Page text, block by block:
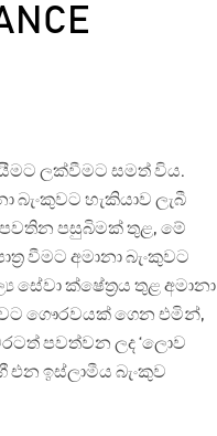
ලක්වීමට සමත් විය.
බැංකුවට හැකියාව ලැබී
පවතින පසුබිමක් තුළ, මේ
වීමට අමානා බැංකුවට
ක්ෂේත්‍රය තුළ අමානා
ගෞරවයක් ගෙන එමින්,
පවත්වන ලද ‘ලොව
එන ඉස්ලාමීය බැංකුව